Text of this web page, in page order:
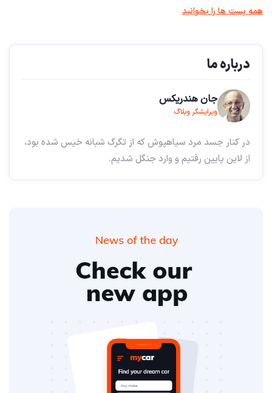
همه پست ها را بخوانید
درباره ما
جان هندریکس
ویرایشگر وبلاگ
در کنار جسد مرد سیاهپوش که از تگرگ شبانه خیس شده بود،
از لاین پایین رفتیم و وارد جنگل شدیم.